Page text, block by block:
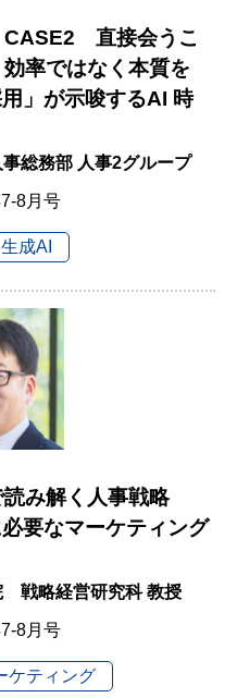
直接会うこ
率ではなく本質を
」が示唆するAI 時
総務部 人事2グループ
8月号
生成AI
み解く人事戦略
要なマーケティング
戦略経営研究科 教授
8月号
ケティング